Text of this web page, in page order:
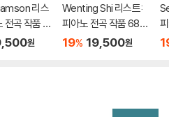
리스
전곡 작품 6
Complet
원
Wenting Shi 리스트:
피아노 전곡 작품 68집
(Liszt: Complete Pia
19% 19,500원
-